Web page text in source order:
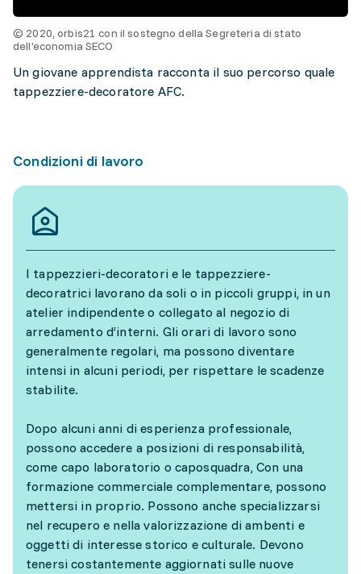
© 2020, orbis21 con il sostegno della Segreteria di stato
dell'economia SECO
Un giovane apprendista racconta il suo percorso quale
tappezziere-decoratore AFC.
Condizioni di lavoro
I tappezzieri-decoratori e le tappezziere-
decoratrici lavorano da soli o in piccoli gruppi, in un
atelier indipendente o collegato al negozio di
arredamento d’interni. Gli orari di lavoro sono
generalmente regolari, ma possono diventare
intensi in alcuni periodi, per rispettare le scadenze
stabilite.
Dopo alcuni anni di esperienza professionale,
possono accedere a posizioni di responsabilità,
come capo laboratorio o caposquadra, Con una
formazione commerciale complementare, possono
mettersi in proprio. Possono anche specializzarsi
nel recupero e nella valorizzazione di ambenti e
oggetti di interesse storico e culturale. Devono
tenersi costantemente aggiornati sulle nuove